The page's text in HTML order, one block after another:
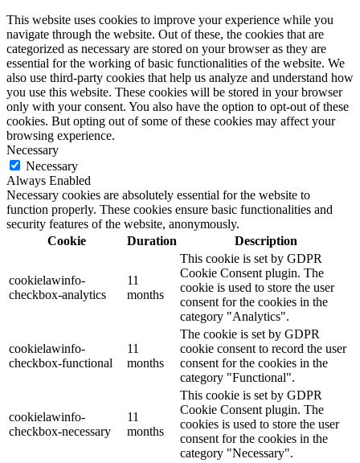
This website uses cookies to improve your experience while you
navigate through the website. Out of these, the cookies that are
categorized as necessary are stored on your browser as they are
essential for the working of basic functionalities of the website. We
also use third-party cookies that help us analyze and understand how
you use this website. These cookies will be stored in your browser
only with your consent. You also have the option to opt-out of these
cookies. But opting out of some of these cookies may affect your
browsing experience.
Necessary
Necessary
Always Enabled
Necessary cookies are absolutely essential for the website to
function properly. These cookies ensure basic functionalities and
security features of the website, anonymously.
Cookie
Duration Description
cookielawinfo-
checkbox-analytics
11
months
This cookie is set by GDPR
Cookie Consent plugin. The
cookie is used to store the user
consent for the cookies in the
category "Analytics".
cookielawinfo-
checkbox-functional
11
months
The cookie is set by GDPR
cookie consent to record the user
consent for the cookies in the
category "Functional".
cookielawinfo-
checkbox-necessary
11
months
This cookie is set by GDPR
Cookie Consent plugin. The
cookies is used to store the user
consent for the cookies in the
category "Necessary".